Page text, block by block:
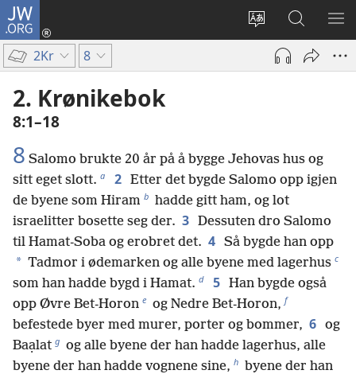
JW.ORG
Endre
språk
Logg
inn
(åpner
Søk
på
JW.ORG
VIS
2Kr 8
2. Krønikebok
8:1–18
8 Salomo brukte 20 år på å bygge Jehovas hus og
sitt eget slott. a 2 Etter det bygde Salomo opp igjen
de byene som Hiram b hadde gitt ham, og lot
israelitter bosette seg der. 3 Dessuten dro Salomo
til Hamat-Soba og erobret det. 4 Så bygde han opp
* Tadmor i ødemarken og alle byene med lagerhus c
som han hadde bygd i Hamat. d 5 Han bygde også
opp Øvre Bet-Horon e og Nedre Bet-Horon, f
befestede byer med murer, porter og bommer, 6 og
Baạlat g og alle byene der han hadde lagerhus, alle
byene der han hadde vognene sine, h byene der han